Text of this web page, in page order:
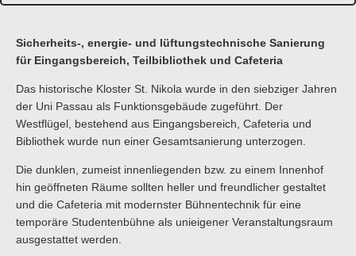
Sicherheits-, energie- und lüftungstechnische Sanierung
für Eingangsbereich, Teilbibliothek und Cafeteria
Das historische Kloster St. Nikola wurde in den siebziger Jahren
der Uni Passau als Funktionsgebäude zugeführt. Der
Westflügel, bestehend aus Eingangsbereich, Cafeteria und
Bibliothek wurde nun einer Gesamtsanierung unterzogen.
Die dunklen, zumeist innenliegenden bzw. zu einem Innenhof
hin geöffneten Räume sollten heller und freundlicher gestaltet
und die Cafeteria mit modernster Bühnentechnik für eine
temporäre Studentenbühne als unieigener Veranstaltungsraum
ausgestattet werden.